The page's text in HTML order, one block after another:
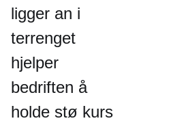
ligger an i
terrenget
hjelper
bedriften å
holde stø kurs